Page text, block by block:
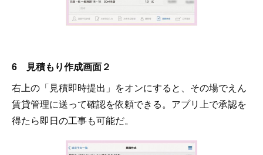
6 見積もり作成画面２
右上の「見積即時提出」をオンにすると、その場でえん
賃貸管理に送って確認を依頼できる。アプリ上で承認を
得たら即日の工事も可能だ。